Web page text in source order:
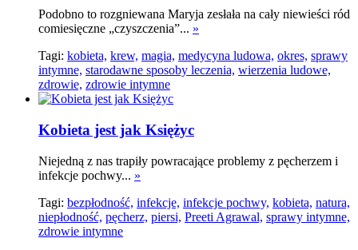
Podobno to rozgniewana Maryja zesłała na cały niewieści ród
comiesięczne „czyszczenia”... »
Tagi: kobieta, krew, magia, medycyna ludowa, okres, sprawy
intymne, starodawne sposoby leczenia, wierzenia ludowe,
zdrowie, zdrowie intymne
Kobieta jest jak Księżyc
Niejedną z nas trapiły powracające problemy z pęcherzem i
infekcje pochwy... »
Tagi: bezpłodność, infekcje, infekcje pochwy, kobieta, natura,
niepłodność, pęcherz, piersi, Preeti Agrawal, sprawy intymne,
zdrowie intymne